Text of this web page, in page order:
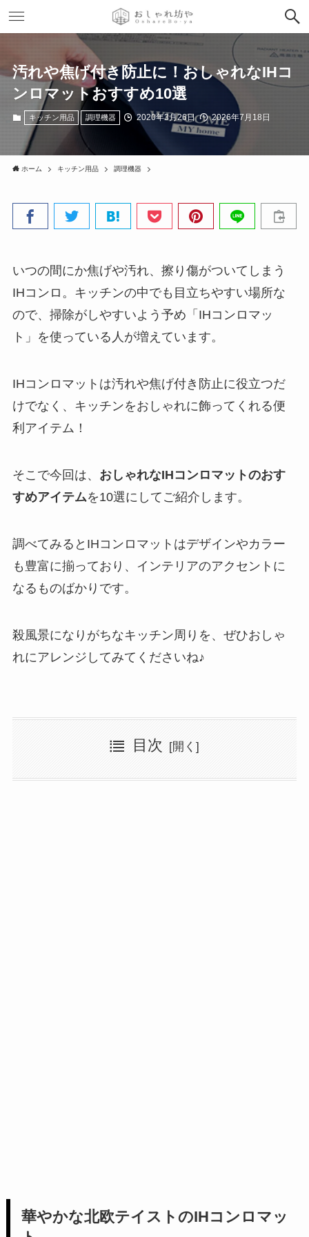
汚れや焦げ付き防止に！おしゃれなIHコ
ンロマットおすすめ10選
キッチン用品 調理機器 2020年3月26日 2026年7月18日
ホーム キッチン用品 調理機器
いつの間にか焦げや汚れ、擦り傷がついてしまう
IHコンロ。キッチンの中でも目立ちやすい場所な
ので、掃除がしやすいよう予め「IHコンロマッ
ト」を使っている人が増えています。
IHコンロマットは汚れや焦げ付き防止に役立つだ
けでなく、キッチンをおしゃれに飾ってくれる便
利アイテム！
そこで今回は、 おしゃれなIHコンロマットのおす
すめアイテムを10選にしてご紹介します。
調べてみるとIHコンロマットはデザインやカラー
も豊富に揃っており、インテリアのアクセントに
なるものばかりです。
殺風景になりがちなキッチン周りを、ぜひおしゃ
れにアレンジしてみてくださいね♪
目次
華やかな北欧テイストのIHコンロマッ